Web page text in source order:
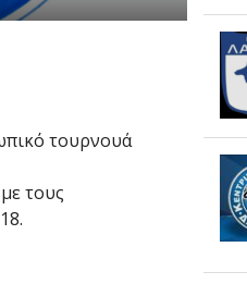
τουρνουά
τους